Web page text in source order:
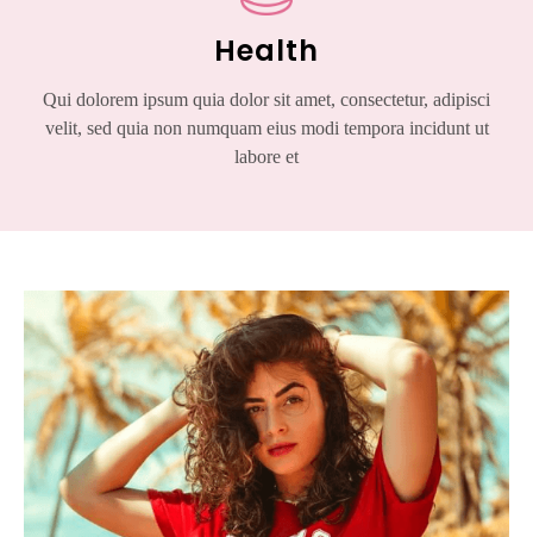
Health
Qui dolorem ipsum quia dolor sit amet, consectetur, adipisci
velit, sed quia non numquam eius modi tempora incidunt ut
labore et